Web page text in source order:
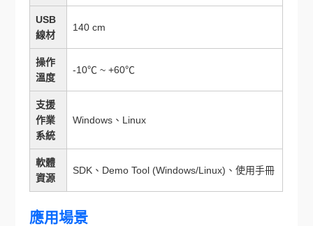
USB
線材
140 cm
操作
溫度
-10℃ ~ +60℃
支援
作業
系統
Windows、Linux
軟體
資源
SDK、Demo Tool (Windows/Linux)、使用手冊
應用場景